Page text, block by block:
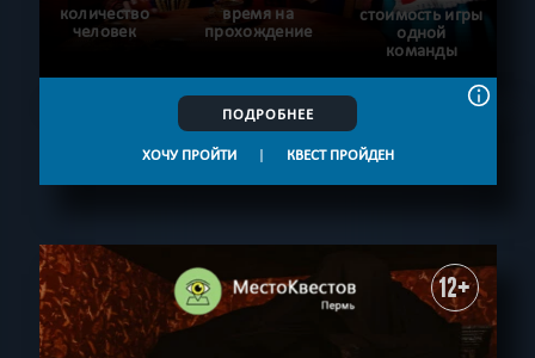
количество
человек
время на
прохождение
стоимость игры
одной
команды
ПОДРОБНЕЕ
ХОЧУ ПРОЙТИ | КВЕСТ ПРОЙДЕН
12+